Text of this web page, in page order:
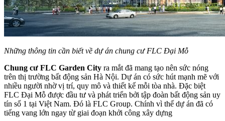
Những thông tin cần biết về dự án chung cư FLC Đại Mỗ
Chung cư FLC Garden City ra mắt đã mang tạo nên sức nóng
trên thị trường bất động sản Hà Nội. Dự án có sức hút mạnh mẽ với
nhiều người nhờ vị trí, quy mô và thiết kế mỗi tòa nhà. Đặc biệt
FLC Đại Mỗ được đầu tư và phát triển bởi tập đoàn bất động sản uy
tín số 1 tại Việt Nam. Đó là FLC Group. Chính vì thế dự án đã có
tiếng vang lớn ngay từ giai đoạn khởi công xây dựng